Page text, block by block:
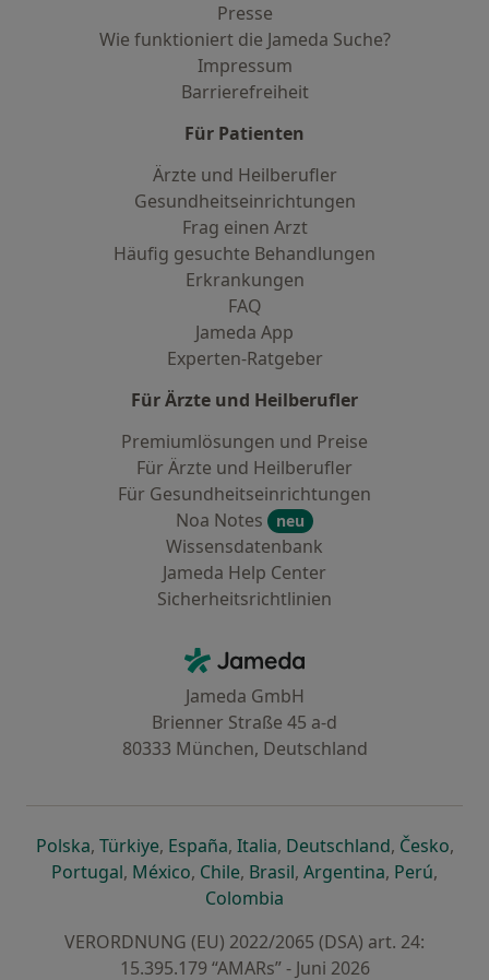
Presse
Wie funktioniert die Jameda Suche?
Impressum
Barrierefreiheit
Für Patienten
Ärzte und Heilberufler
Gesundheitseinrichtungen
Frag einen Arzt
Häufig gesuchte Behandlungen
Erkrankungen
FAQ
Jameda App
Experten-Ratgeber
Für Ärzte und Heilberufler
Premiumlösungen und Preise
Für Ärzte und Heilberufler
Für Gesundheitseinrichtungen
Noa Notes
neu
Wissensdatenbank
Jameda Help Center
Sicherheitsrichtlinien
Jameda - Startseite
Jameda GmbH
Brienner Straße 45 a-d
80333 München, Deutschland
Polskaöffnet in einer neuen Registerkarte
, Türkiyeöffnet in einer neuen Registerkarte
, Españaöffnet in einer neuen
, Italiaöffnet in einer neuen
, Deutschlandöffnet in
, Česko,
Portugalöffnet in einer neuen Registerkarte
, Méxicoöffnet in einer neuen Registerkarte
, Chileöffnet in einer neuen
, Brasilöffnet in einer neuen
, Argentinaöffnet in
, Perúöffnet
,
Colombia
VERORDNUNG (EU) 2022/2065 (DSA) art. 24:
15.395.179 “AMARs” - Juni 2026